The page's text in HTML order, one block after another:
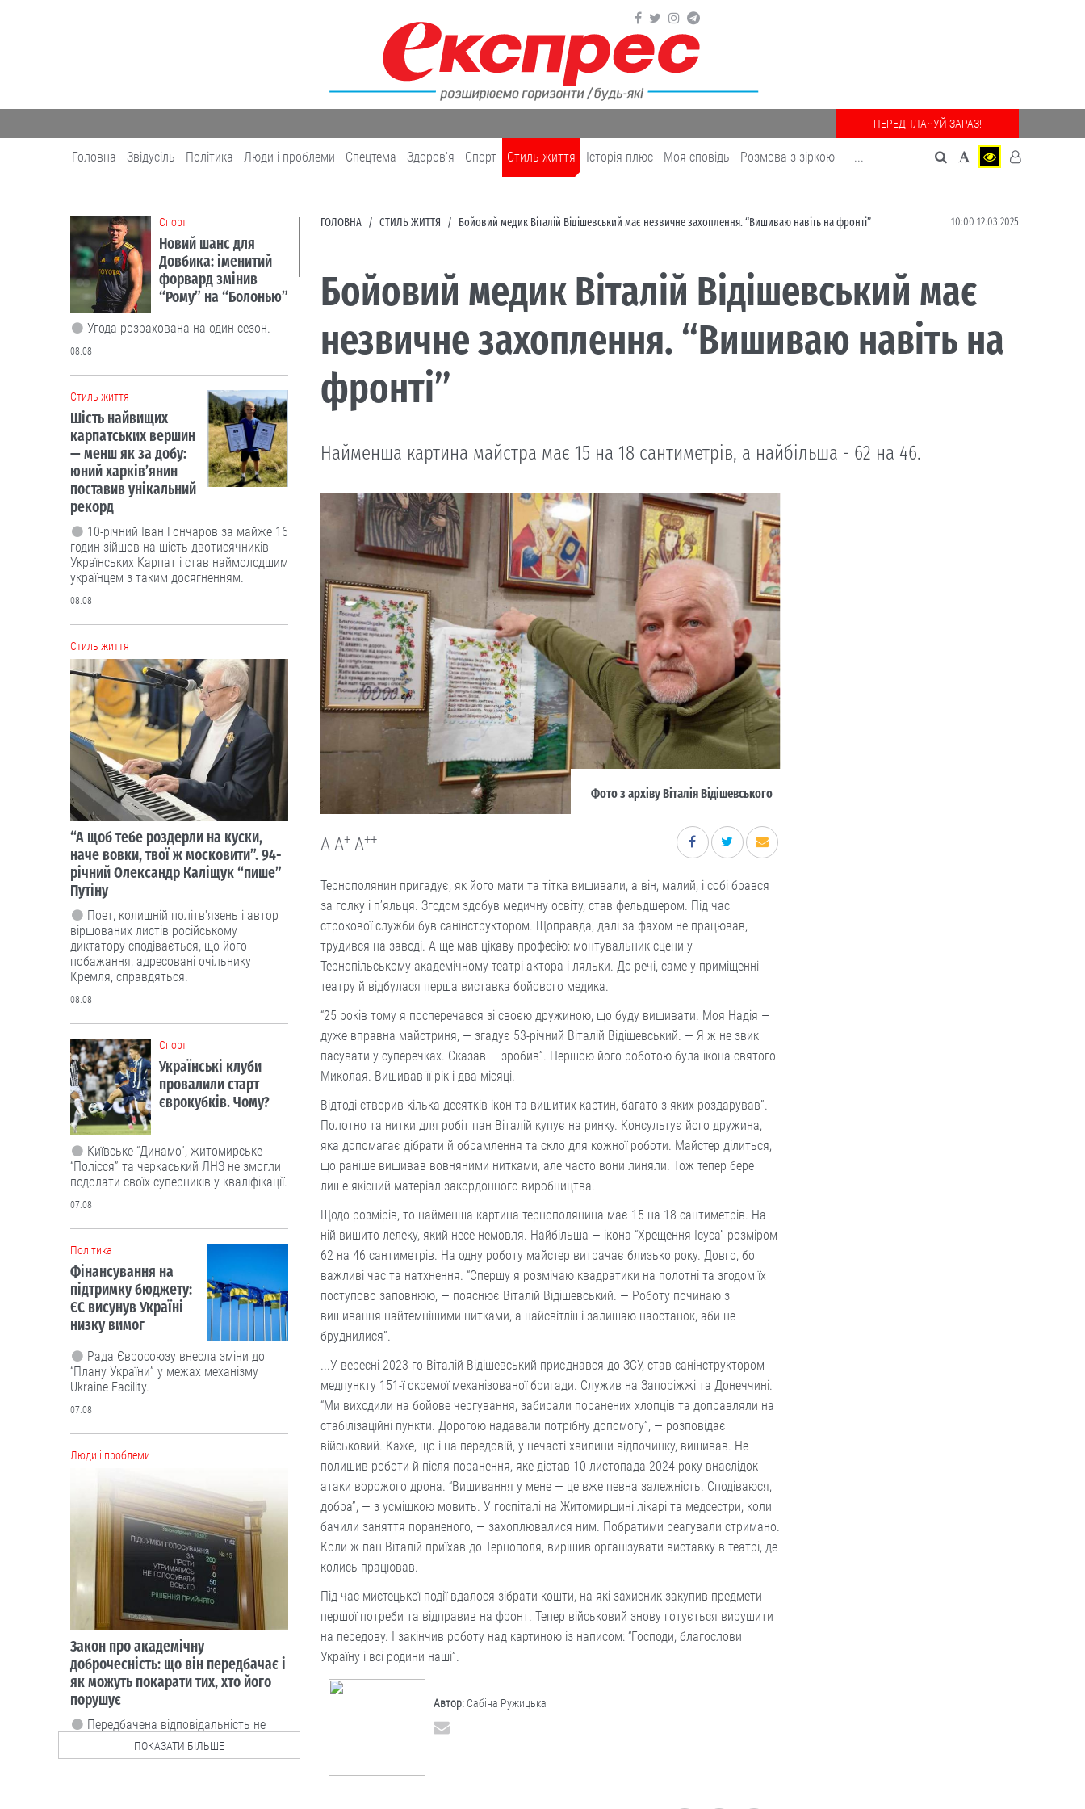
ПЕРЕДПЛАЧУЙ ЗАРАЗ!
Головна Звідусіль Політика Люди і проблеми Спецтема Здоров'я Cпорт Cтиль життя Історія плюс Моя сповідь Розмова з зіркою ...
ГОЛОВНА CТИЛЬ ЖИТТЯ Бойовий медик Віталій Відішевський має незвичне захоплення. “Вишиваю навіть на фронті” 10:00 12.03.2025
Бойовий медик Віталій Відішевський має
незвичне захоплення. “Вишиваю навіть на
фронті”
Найменша картина майстра має 15 на 18 сантиметрів, а найбільша - 62 на 46.
Фото з архіву Віталія Відішевського
A A+ A++
Тернополянин пригадує, як його мати та тітка вишивали, а він, малий, і собі брався
за голку і п’яльця. Згодом здобув медичну освіту, став фельдшером. Під час
строкової служби був санінструктором. Щоправда, далі за фахом не працював,
трудився на заводі. А ще мав цікаву професію: монтувальник сцени у
Тернопільському академічному театрі актора і ляльки. До речі, саме у приміщенні
театру й відбулася перша виставка бойового медика.
“25 років тому я посперечався зі своєю дружиною, що буду вишивати. Моя Надія —
дуже вправна майстриня, — згадує 53-річний Віталій Відішевський. — Я ж не звик
пасувати у суперечках. Сказав — зробив”. Першою його роботою була ікона святого
Миколая. Вишивав її рік і два місяці.
Відтоді створив кілька десятків ікон та вишитих картин, багато з яких роздарував”.
Полотно та нитки для робіт пан Віталій купує на ринку. Консультує його дружина,
яка допомагає дібрати й обрамлення та скло для кожної роботи. Майстер ділиться,
що раніше вишивав вовняними нитками, але часто вони линяли. Тож тепер бере
лише якісний матеріал закордонного виробництва.
Щодо розмірів, то найменша картина тернополянина має 15 на 18 сантиметрів. На
ній вишито лелеку, який несе немовля. Найбільша — ікона “Хрещення Ісуса” розміром
62 на 46 сантиметрів. На одну роботу майстер витрачає близько року. Довго, бо
важливі час та натхнення. “Спершу я розмічаю квадратики на полотні та згодом їх
поступово заповнюю, — пояснює Віталій Відішевський. — Роботу починаю з
вишивання найтемнішими нитками, а найсвітліші залишаю наостанок, аби не
бруднилися”.
...У вересні 2023-го Віталій Відішевський приєднався до ЗСУ, став санінструктором
медпункту 151-ї окремої механізованої бригади. Служив на Запоріжжі та Донеччині.
“Ми виходили на бойове чергування, забирали поранених хлопців та доправляли на
стабілізаційні пункти. Дорогою надавали потрібну допомогу”, — розповідає
військовий. Каже, що і на передовій, у нечасті хвилини відпочинку, вишивав. Не
полишив роботи й після поранення, яке дістав 10 листопада 2024 року внаслідок
атаки ворожого дрона. “Вишивання у мене — це вже певна залежність. Сподіваюся,
добра”, — з усмішкою мовить. У госпіталі на Житомирщині лікарі та медсестри, коли
бачили заняття пораненого, — захоплювалися ним. Побратими реагували стримано.
Коли ж пан Віталій приїхав до Тернополя, вирішив організувати виставку в театрі, де
колись працював.
Під час мистецької події вдалося зібрати кошти, на які захисник закупив предмети
першої потреби та відправив на фронт. Тепер військовий знову готується вирушити
на передову. І закінчив роботу над картиною із написом: “Господи, благослови
Україну і всі родини наші”.
Автор: Сабіна Ружицька
Cпорт
Новий шанс для
Довбика: іменитий
форвард змінив
“Рому” на “Болонью”
Угода розрахована на один сезон.
08.08
Cтиль життя
Шість найвищих
карпатських вершин
— менш як за добу:
юний харків’янин
поставив унікальний
рекорд
10-річний Іван Гончаров за майже 16
годин зійшов на шість двотисячників
Українських Карпат і став наймолодшим
українцем з таким досягненням.
08.08
Cтиль життя
“А щоб тебе роздерли на куски,
наче вовки, твої ж московити”. 94-
річний Олександр Каліщук “пише”
Путіну
Поет, колишній політв'язень і автор
віршованих листів російському
диктатору сподівається, що його
побажання, адресовані очільнику
Кремля, справдяться.
08.08
Cпорт
Українські клуби
провалили старт
єврокубків. Чому?
Київське “Динамо”, житомирське
“Полісся” та черкаський ЛНЗ не змогли
подолати своїх суперників у кваліфікації.
07.08
Політика
Фінансування на
підтримку бюджету:
ЄС висунув Україні
низку вимог
Рада Євросоюзу внесла зміни до
“Плану України” у межах механізму
Ukraine Facility.
07.08
Люди і проблеми
Закон про академічну
доброчесність: що він передбачає і
як можуть покарати тих, хто його
порушує
Передбачена відповідальність не
лише для здобувачів освіти, а й для
педагогічних та наукових працівників.
ПОКАЗАТИ БІЛЬШЕ